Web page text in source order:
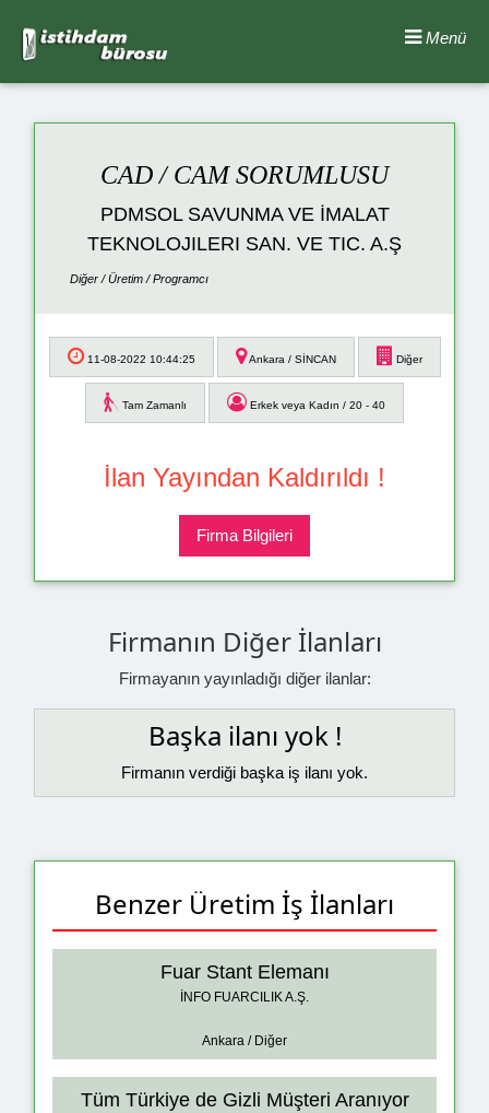
Menü
CAD / CAM SORUMLUSU
PDMSOL SAVUNMA VE İMALAT
TEKNOLOJILERI SAN. VE TIC. A.Ş
Diğer / Üretim / Programcı
11-08-2022 10:44:25 Ankara / SİNCAN Diğer
Tam Zamanlı Erkek veya Kadın / 20 - 40
İlan Yayından Kaldırıldı !
Firma Bilgileri
Firmanın Diğer İlanları
Firmayanın yayınladığı diğer ilanlar:
Başka ilanı yok !
Firmanın verdiği başka iş ilanı yok.
Benzer Üretim İş İlanları
Fuar Stant Elemanı
İNFO FUARCILIK A.Ş.
Ankara / Diğer
Tüm Türkiye de Gizli Müşteri Aranıyor